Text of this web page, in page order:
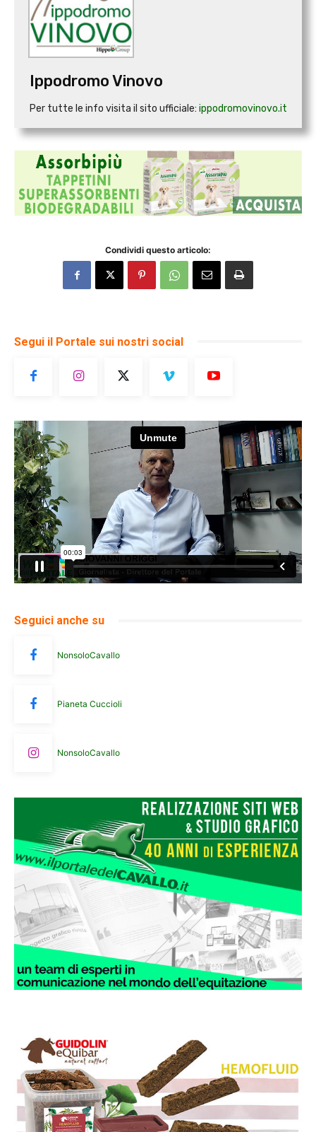
Ippodromo Vinovo
Per tutte le info visita il sito ufficiale: ippodromovinovo.it
Condividi questo articolo:
Segui il Portale sui nostri social
Seguici anche su
NonsoloCavallo
Pianeta Cuccioli
NonsoloCavallo